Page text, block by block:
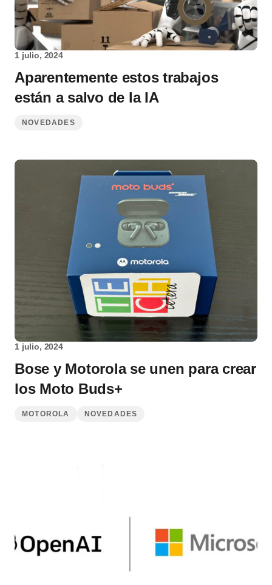
1 julio, 2024
Aparentemente estos trabajos
están a salvo de la IA
NOVEDADES
1 julio, 2024
Bose y Motorola se unen para crear
los Moto Buds+
MOTOROLA NOVEDADES